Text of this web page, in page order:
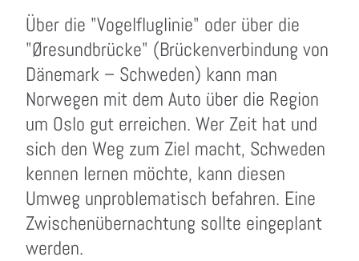
Über die "Vogelfluglinie" oder über die
"Øresundbrücke" (Brückenverbindung von
Dänemark – Schweden) kann man
Norwegen mit dem Auto über die Region
um Oslo gut erreichen. Wer Zeit hat und
sich den Weg zum Ziel macht, Schweden
kennen lernen möchte, kann diesen
Umweg unproblematisch befahren. Eine
Zwischenübernachtung sollte eingeplant
werden.